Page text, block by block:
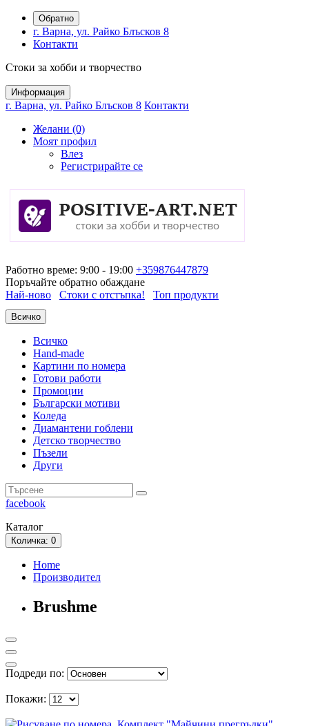
Обратно
г. Варна, ул. Райко Блъсков 8
Контакти
Стоки за хобби и творчество
Информация
г. Варна, ул. Райко Блъсков 8 Контакти
Желани (0)
Моят профил
Влез
Регистрирайте се
Работно време: 9:00 - 19:00 +359876447879
Поръчайте обратно обаждане
Най-ново
Стоки с отстъпка! Топ продукти
Всичко
Всичко
Hand-made
Картини по номера
Готови работи
Промоции
Български мотиви
Коледа
Диамантени гоблени
Детско творчество
Пъзели
Други
facebook
Каталог
Количка: 0
Home
Производител
Brushme
Подреди по:
Покажи: